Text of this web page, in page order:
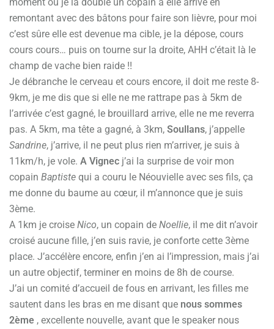
remontant avec des bâtons pour faire son lièvre, pour moi
c’est sûre elle est devenue ma cible, je la dépose, cours
cours cours… puis on tourne sur la droite, AHH c’était là le
champ de vache bien raide !!
Je débranche le cerveau et cours encore, il doit me reste 8-
9km, je me dis que si elle ne me rattrape pas à 5km de
l’arrivée c’est gagné, le brouillard arrive, elle ne me reverra
pas. A 5km, ma tête a gagné, à 3km, Soullans, j’appelle
Sandrine, j’arrive, il ne peut plus rien m’arriver, je suis à
11km/h, je vole. A Vignec j’ai la surprise de voir mon
copain Baptiste qui a couru le Néouvielle avec ses fils, ça
me donne du baume au cœur, il m’annonce que je suis
3ème.
A 1km je croise Nico, un copain de Noellie, il me dit n’avoir
croisé aucune fille, j’en suis ravie, je conforte cette 3ème
place. J’accélère encore, enfin j’en ai l’impression, mais j’ai
un autre objectif, terminer en moins de 8h de course.
J’ai un comité d’accueil de fous en arrivant, les filles me
sautent dans les bras en me disant que nous sommes
2ème , excellente nouvelle, avant que le speaker nous